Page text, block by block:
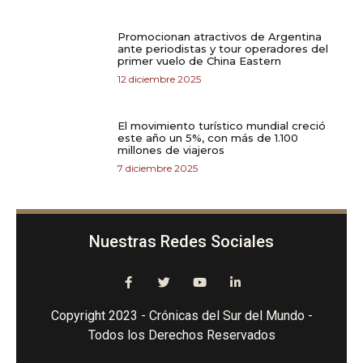
Promocionan atractivos de Argentina
ante periodistas y tour operadores del
primer vuelo de China Eastern
12 diciembre 2025
El movimiento turístico mundial creció
este año un 5%, con más de 1.100
millones de viajeros
7 diciembre 2025
Nuestras Redes Sociales
Copyright 2023 - Crónicas del Sur del Mundo -
Todos los Derechos Reservados